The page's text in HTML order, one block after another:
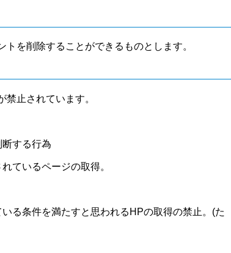
を削除することができるものとします。
止されています。
する行為
ているページの取得。
る条件を満たすと思われるHPの取得の禁止。(た